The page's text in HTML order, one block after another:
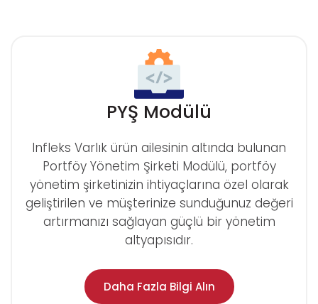
PYŞ Modülü
Infleks Varlık ürün ailesinin altında bulunan
Portföy Yönetim Şirketi Modülü, portföy
yönetim şirketinizin ihtiyaçlarına özel olarak
geliştirilen ve müşterinize sunduğunuz değeri
artırmanızı sağlayan güçlü bir yönetim
altyapısıdır.
Daha Fazla Bilgi Alın